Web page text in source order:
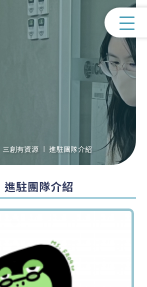
三創有資源 進駐團隊介紹
進駐團隊介紹